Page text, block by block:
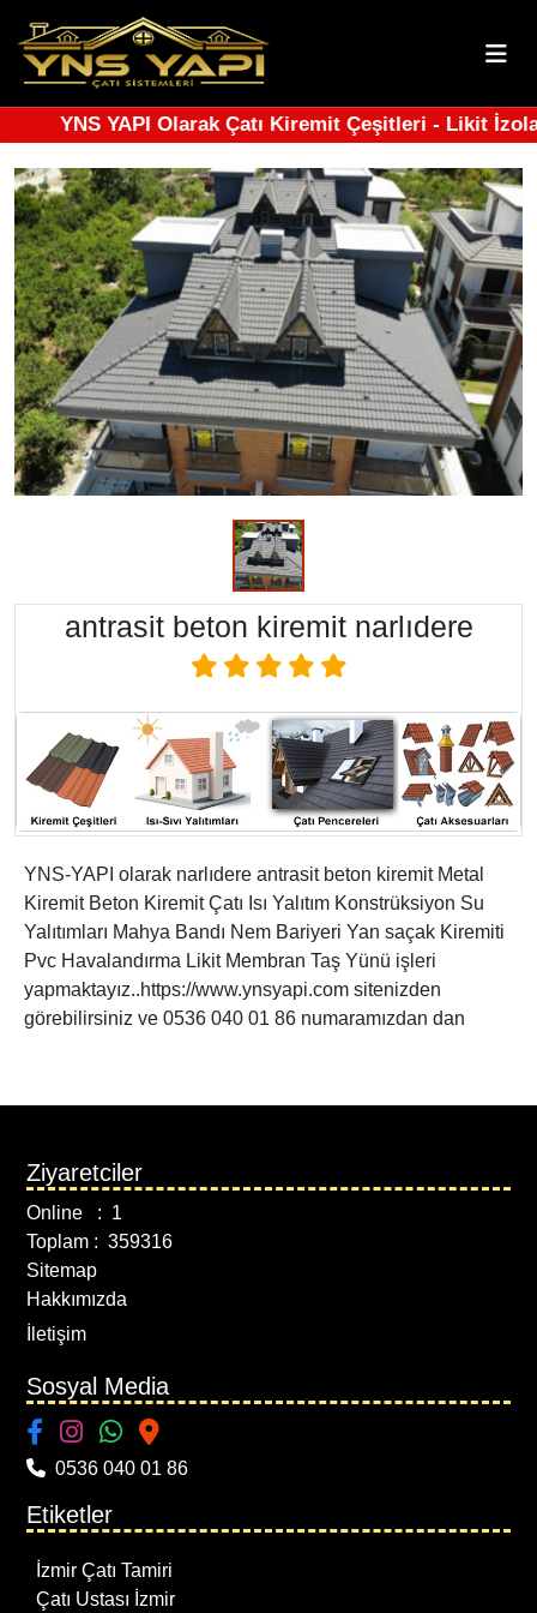
YNS YAPI Olarak Çatı Kiremit Çeşitleri - Likit
antrasit beton kiremit narlıdere
YNS-YAPI olarak narlıdere antrasit beton kiremit Metal
Kiremit Beton Kiremit Çatı Isı Yalıtım Konstrüksiyon Su
Yalıtımları Mahya Bandı Nem Bariyeri Yan saçak Kiremiti
Pvc Havalandırma Likit Membran Taş Yünü işleri
yapmaktayız..https://www.ynsyapi.com sitenizden
görebilirsiniz ve 0536 040 01 86 numaramızdan dan
Ziyaretciler
Online : 1
Toplam : 359316
Sitemap
Hakkımızda
İletişim
Sosyal Media
0536 040 01 86
Etiketler
İzmir Çatı Tamiri
Çatı Ustası İzmir